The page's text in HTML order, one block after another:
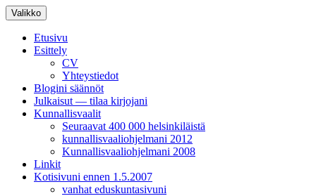
Siirry
sisältöön
Valikko
Etusivu
Esittely
CV
Yhteystiedot
Blogini säännöt
Julkaisut — tilaa kirjojani
Kunnallisvaalit
Seuraavat 400 000 helsinkiläistä
kunnallisvaaliohjelmani 2012
Kunnallisvaaliohjelmani 2008
Linkit
Kotisivuni ennen 1.5.2007
vanhat eduskuntasivuni